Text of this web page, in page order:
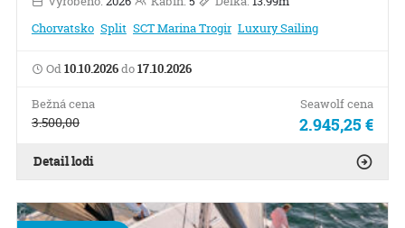
Chorvatsko Split SCT Marina Trogir Luxury Sailing
Od10.10.2026do17.10.2026
Bežná cena
3.500,00
Seawolf cena
2.945,25 €
Detail lodi